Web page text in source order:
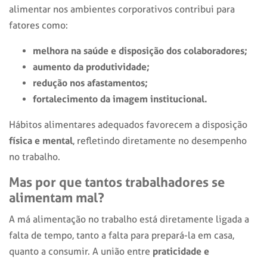
alimentar nos ambientes corporativos contribui para
fatores como:
melhora na saúde e disposição dos colaboradores;
aumento da produtividade;
redução nos afastamentos;
fortalecimento da imagem institucional.
Hábitos alimentares adequados favorecem a disposição
física e mental, refletindo diretamente no desempenho
no trabalho.
Mas por que tantos trabalhadores se
alimentam mal?
A má alimentação no trabalho está diretamente ligada a
falta de tempo, tanto a falta para prepará-la em casa,
quanto a consumir. A união entre praticidade e